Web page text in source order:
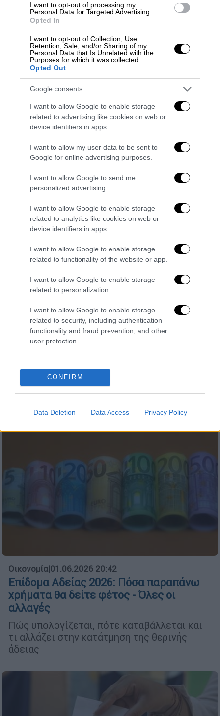
I want to opt-out of processing my
Personal Data for Targeted Advertising.
Opted In
I want to opt-out of Collection, Use,
Retention, Sale, and/or Sharing of my
Personal Data that Is Unrelated with the
Purposes for which it was collected.
Opted Out
Google consents
I want to allow Google to enable storage
related to advertising like cookies on web or
device identifiers in apps.
I want to allow my user data to be sent to
Google for online advertising purposes.
I want to allow Google to send me
personalized advertising.
I want to allow Google to enable storage
related to analytics like cookies on web or
device identifiers in apps.
I want to allow Google to enable storage
related to functionality of the website or app.
I want to allow Google to enable storage
related to personalization.
I want to allow Google to enable storage
related to security, including authentication
functionality and fraud prevention, and other
user protection.
CONFIRM
Data Deletion Data Access Privacy Policy
Ευθεία απάντηση Τσίπρα σε Ράμα: «Δεν
μπορείς να μου κάνεις δημόσια
μαθήματα για το τι είναι ο εθνικισμός»
«Μου προκαλεί έκπληξη το γεγονός ότι
έσπευσες να απαντήσεις με αιχμές περί
εθνικιστικής ρητορικής στην ανακοίνωση
της ΕΛ.Α.Σ για την βία που ασκήθηκε σε
Έλληνα πολίτη», αναφέρει στην ανάρτησή
του ο πρώην πρωθυπουργός
Μουσική|01.06.2026 21:15
Ο A$AP Rocky έρχεται για πρώτη φορά
στην Ελλάδα - Συναυλία στην Αθήνα τον
Οκτώβριο
προσωπικότητες της σύγχρονης rap
μουσικής
Οικονομία|01.06.2026 20:42
Επίδομα Αδείας 2026: Πόσα παραπάνω
χρήματα θα δείτε φέτος - Όλες οι
αλλαγές
Πώς υπολογίζεται, πότε καταβάλλεται και
τι αλλάζει στην κατάτμηση της θερινής
άδειας